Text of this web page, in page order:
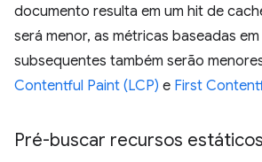
documento resulta em um hit de
será menor, as métricas baseadas
subsequentes também serão
Contentful Paint (LCP) e First
Pré-buscar recursos estáticos